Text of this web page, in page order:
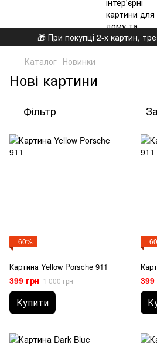
🎁 При покупці 2-х картин,
Каталог Новинки
Нові картини
Фільтр
−60%
Картина Yellow Porsche 911
399 грн 1 000 грн
Купити
399